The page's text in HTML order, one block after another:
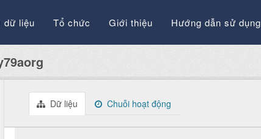
dữ liệu Tổ chức Giới thiệu Hướng dẫn sử dụng
Dữ liệu Chuỗi hoạt động